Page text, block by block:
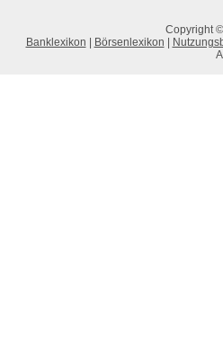
Copyright
Banklexikon
Börsenlexikon